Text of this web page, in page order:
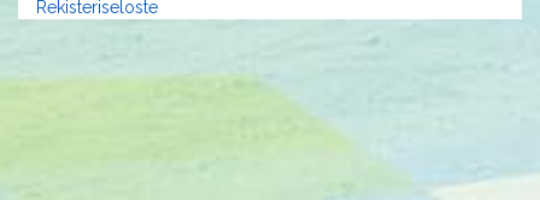
Rekisteriseloste